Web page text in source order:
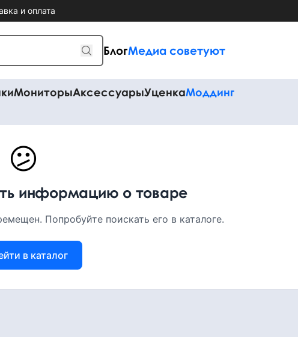
и оплата
БлогМедиа советуют
МониторыАксессуарыУценкаМоддинг
😕
информацию о товаре
Попробуйте поискать его в каталоге.
в каталог